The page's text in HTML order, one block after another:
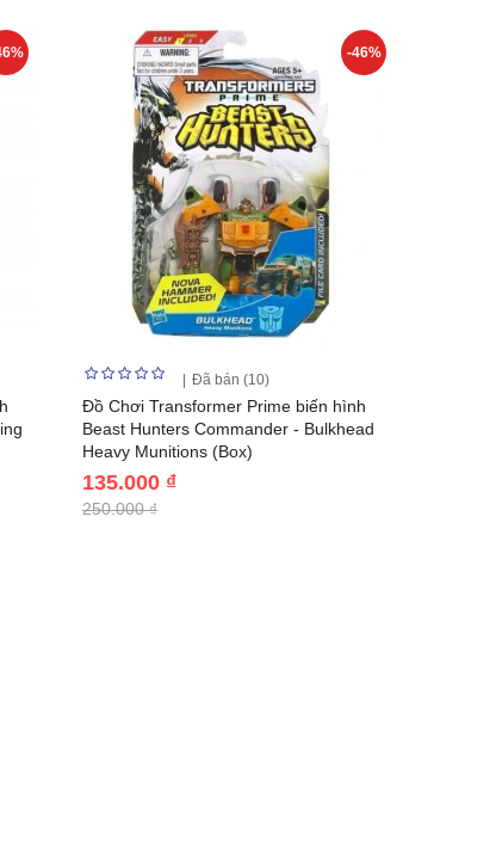
-46%
Đã bán (10)
Đồ Chơi Transformer Prime biến hình
Beast Hunters Commander - Bulkhead
Heavy Munitions (Box)
135.000 ₫
250.000 ₫